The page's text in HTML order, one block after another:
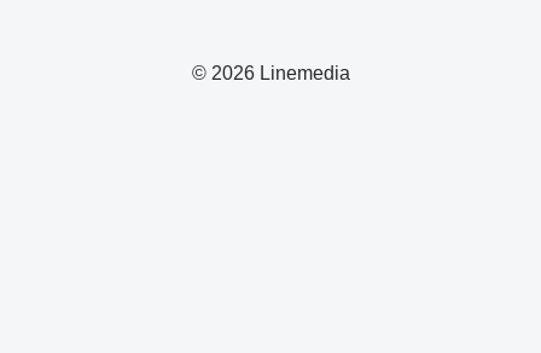
© 2026 Linemedia